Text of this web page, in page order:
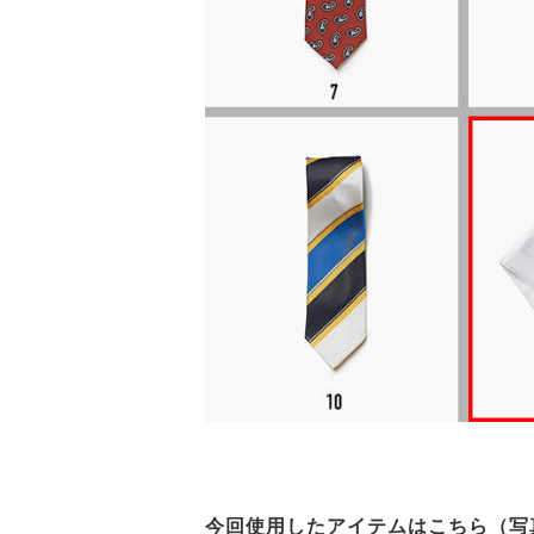
今回使用したアイテムはこちら（